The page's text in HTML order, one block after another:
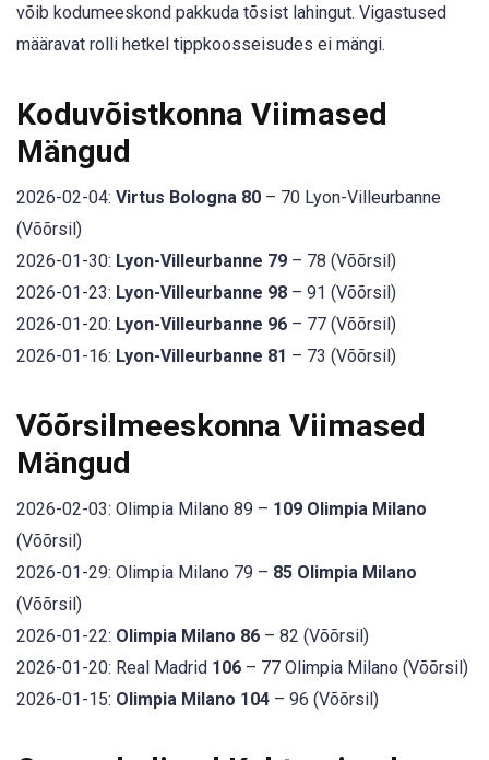
võib kodumeeskond pakkuda tõsist lahingut. Vigastused
määravat rolli hetkel tippkoosseisudes ei mängi.
Koduvõistkonna Viimased
Mängud
2026-02-04: Virtus Bologna 80 – 70 Lyon-Villeurbanne
(Võõrsil)
2026-01-30: Lyon-Villeurbanne 79 – 78 (Võõrsil)
2026-01-23: Lyon-Villeurbanne 98 – 91 (Võõrsil)
2026-01-20: Lyon-Villeurbanne 96 – 77 (Võõrsil)
2026-01-16: Lyon-Villeurbanne 81 – 73 (Võõrsil)
Võõrsilmeeskonna Viimased
Mängud
2026-02-03: Olimpia Milano 89 – 109 Olimpia Milano
(Võõrsil)
2026-01-29: Olimpia Milano 79 – 85 Olimpia Milano
(Võõrsil)
2026-01-22: Olimpia Milano 86 – 82 (Võõrsil)
2026-01-20: Real Madrid 106 – 77 Olimpia Milano (Võõrsil)
2026-01-15: Olimpia Milano 104 – 96 (Võõrsil)